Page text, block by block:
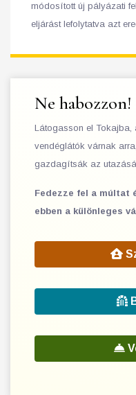
módosított új pályázati
eljárást lefolytatva azt
Ne habozzon!
Látogasson el
vendéglátók várnak
gazdagítsák az
Fedezze fel a múltat
ebben a különleges